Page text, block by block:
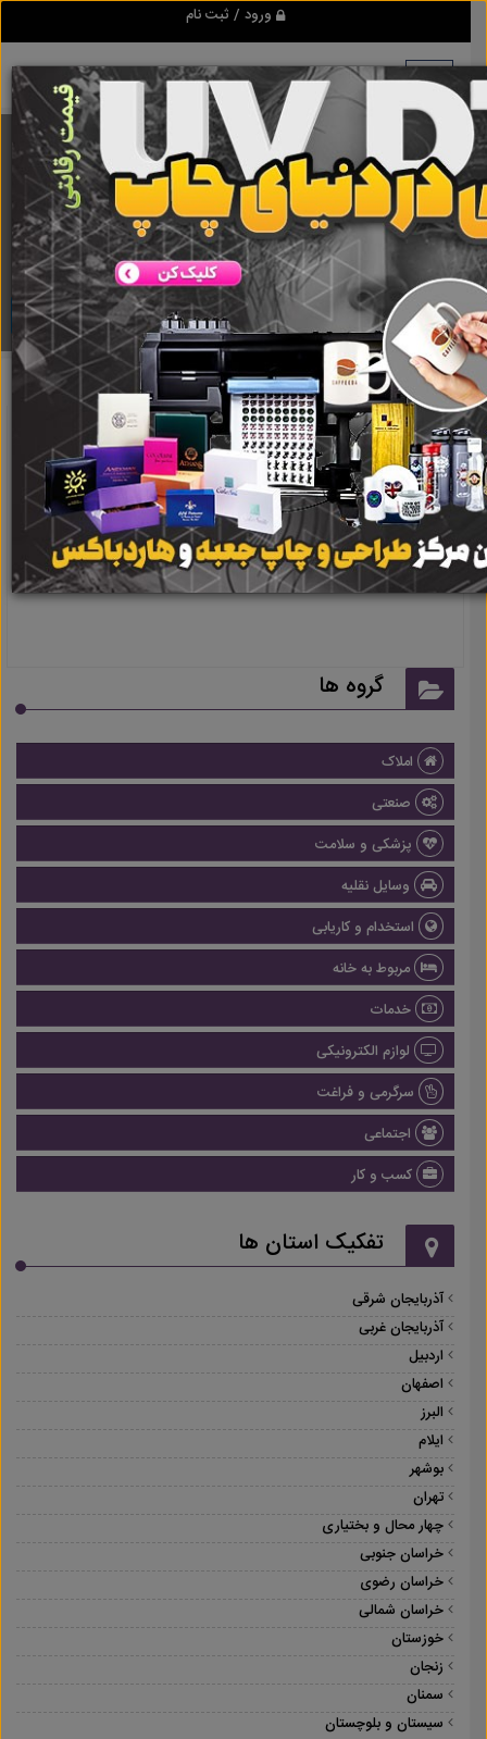
ورود / ثبت نام
برنامه اندروید ابزاریراق
مرجع نیازمندیهای ابزار و یراق آلات عمومی و صنعتی
دانلود
نتیجه ای یافت نشد
گروه ها
املاک
صنعتی
پزشکی و سلامت
وسایل نقلیه
استخدام و کاریابی
مربوط به خانه
خدمات
لوازم الکترونیکی
سرگرمی و فراغت
اجتماعی
کسب و کار
تفکیک استان ها
آذربایجان شرقی
آذربایجان غربی
اردبیل
اصفهان
البرز
ایلام
بوشهر
تهران
چهار محال و بختیاری
خراسان جنوبی
خراسان رضوی
خراسان شمالی
خوزستان
زنجان
سمنان
سیستان و بلوچستان